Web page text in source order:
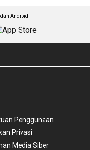
Android
Penggunaan
Privasi
Media Siber